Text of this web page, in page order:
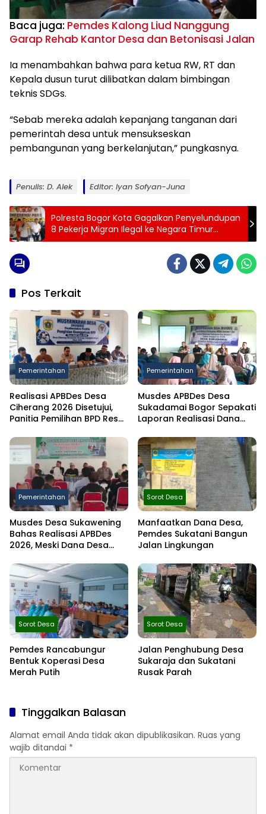
Baca juga: Pemdes Kalong Liud Nanggung
Garap Rehab Kantor Desa dan Betonisasi Jalan
Ia menambahkan bahwa para ketua RW, RT dan
Kepala dusun turut dilibatkan dalam bimbingan
teknis SDGs.
“Sebab mereka adalah kepanjang tanganan dari
pemerintah desa untuk mensukseskan
pembangunan yang berkelanjutan,” pungkasnya.
Penulis: D. Alek Editor: Iyan Sofyan-Juna
Polresta Bogor Kota Gagalkan Penyelundupan
8 Pekerja Migran Ilegal ke Negara Timur
Tengah
Pos Terkait
Pemerintahan
Realisasi APBDes Desa
Ciherang 2026 Disetujui,
Panitia Pemilihan BPD Resmi
Pemerintahan
Musdes APBDes Desa
Sukadamai Bogor Sepakati
Laporan Realisasi Dana
Pemerintahan
Musdes Desa Sukawening
Bahas Realisasi APBDes
2026, Meski Dana Desa
Tetap Dibangun
Sorot Desa
Manfaatkan Dana Desa,
Pemdes Sukatani Bangun
Jalan Lingkungan
Sorot Desa
Pemdes Rancabungur
Bentuk Koperasi Desa
Merah Putih
Sorot Desa
Jalan Penghubung Desa
Sukaraja dan Sukatani
Rusak Parah
Tinggalkan Balasan
Alamat email Anda tidak akan dipublikasikan. Ruas yang
wajib ditandai *